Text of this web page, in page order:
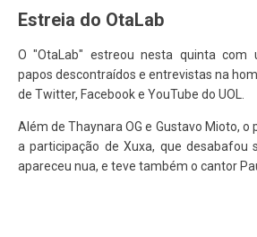
Estreia do OtaLab
O "OtaLab" estreou nesta quinta com
papos descontraídos e entrevistas na
de Twitter, Facebook e YouTube do UOL.
Além de Thaynara OG e Gustavo Mioto,
a participação de Xuxa, que desabafou
apareceu nua, e teve também o cantor